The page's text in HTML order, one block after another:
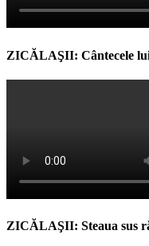
ZICĂLAŞII: Cântecele
ZICĂLAŞII: Steaua sus